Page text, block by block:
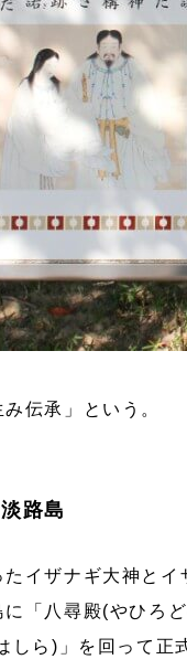
伝承」という。
路島
イザナギ大神と
に「八尋殿(やひろ
しら)」を回って正